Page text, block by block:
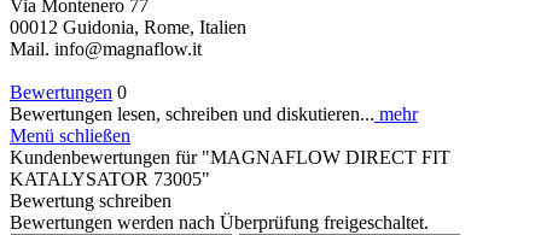
Via Montenero 77
00012 Guidonia, Rome, Italien
Mail. info@magnaflow.it
Bewertungen 0
Bewertungen lesen, schreiben und diskutieren... mehr
Menü schließen
Kundenbewertungen für "MAGNAFLOW DIRECT FIT
KATALYSATOR 73005"
Bewertung schreiben
Bewertungen werden nach Überprüfung freigeschaltet.